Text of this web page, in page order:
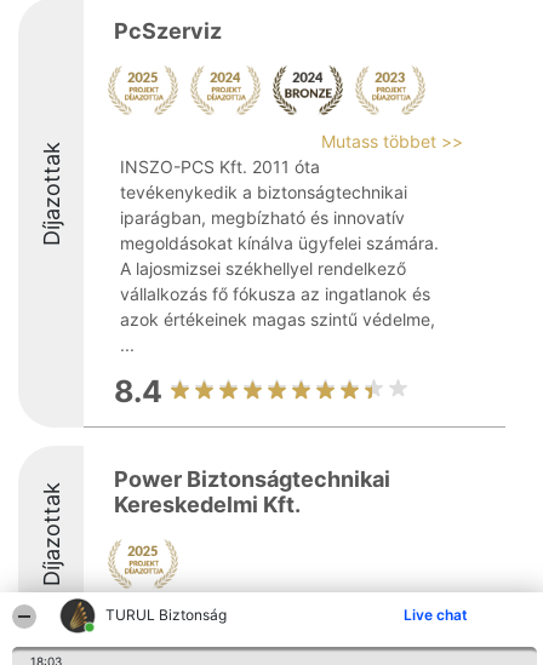
TURUL Biztonság Live chat
18:03
Díjazottak
PcSzerviz
Mutass többet >>
INSZO-PCS Kft. 2011 óta
tevékenykedik a biztonságtechnikai
iparágban, megbízható és innovatív
megoldásokat kínálva ügyfelei számára.
A lajosmizsei székhellyel rendelkező
vállalkozás fő fókusza az ingatlanok és
azok értékeinek magas szintű védelme,
...
8.4
Díjazottak
Power Biztonságtechnikai
Kereskedelmi Kft.
8